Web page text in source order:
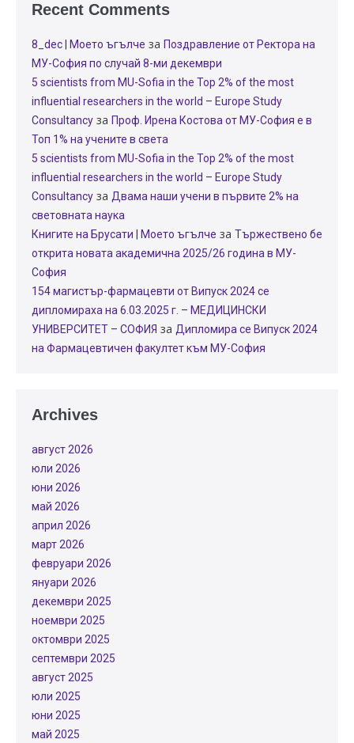
Recent Comments
8_dec | Моето ъгълче за Поздравление от Ректора на
МУ-София по случай 8-ми декември
5 scientists from MU-Sofia in the Top 2% of the most
influential researchers in the world – Europe Study
Consultancy за Проф. Ирена Костова от МУ-София е в
Топ 1% на учените в света
5 scientists from MU-Sofia in the Top 2% of the most
influential researchers in the world – Europe Study
Consultancy за Двама наши учени в първите 2% на
световната наука
Книгите на Брусати | Моето ъгълче за Тържествено бе
открита новата академична 2025/26 година в МУ-
София
154 магистър-фармацевти от Випуск 2024 се
дипломираха на 6.03.2025 г. – МЕДИЦИНСКИ
УНИВЕРСИТЕТ – СОФИЯ за Дипломира се Випуск 2024
на Фармацевтичен факултет към МУ-София
Archives
август 2026
юли 2026
юни 2026
май 2026
април 2026
март 2026
февруари 2026
януари 2026
декември 2025
ноември 2025
октомври 2025
септември 2025
август 2025
юли 2025
юни 2025
май 2025